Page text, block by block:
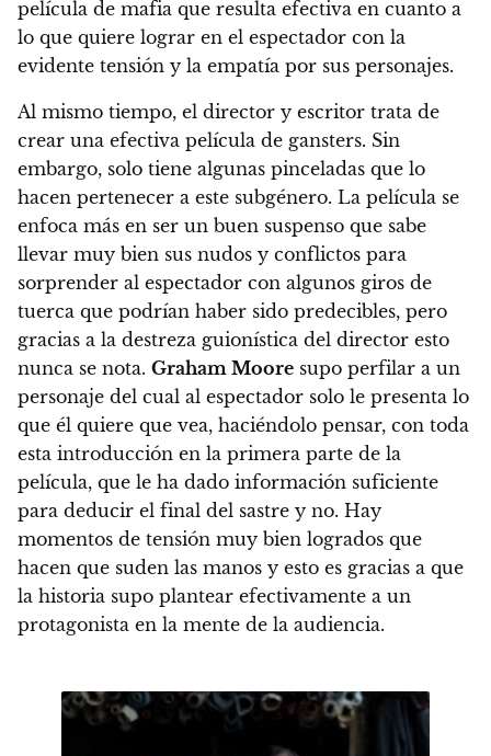
película de mafia que resulta efectiva en cuanto a
lo que quiere lograr en el espectador con la
evidente tensión y la empatía por sus personajes.
Al mismo tiempo, el director y escritor trata de
crear una efectiva película de gansters. Sin
embargo, solo tiene algunas pinceladas que lo
hacen pertenecer a este subgénero. La película se
enfoca más en ser un buen suspenso que sabe
llevar muy bien sus nudos y conflictos para
sorprender al espectador con algunos giros de
tuerca que podrían haber sido predecibles, pero
gracias a la destreza guionística del director esto
nunca se nota. Graham Moore supo perfilar a un
personaje del cual al espectador solo le presenta lo
que él quiere que vea, haciéndolo pensar, con toda
esta introducción en la primera parte de la
película, que le ha dado información suficiente
para deducir el final del sastre y no. Hay
momentos de tensión muy bien logrados que
hacen que suden las manos y esto es gracias a que
la historia supo plantear efectivamente a un
protagonista en la mente de la audiencia.